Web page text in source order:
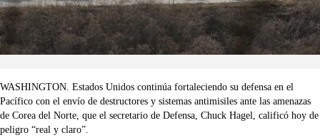
WASHINGTON. Estados Unidos continúa fortaleciendo su defensa en el
Pacífico con el envío de destructores y sistemas antimisiles ante las amenazas
de Corea del Norte, que el secretario de Defensa, Chuck Hagel, calificó hoy de
peligro “real y claro”.